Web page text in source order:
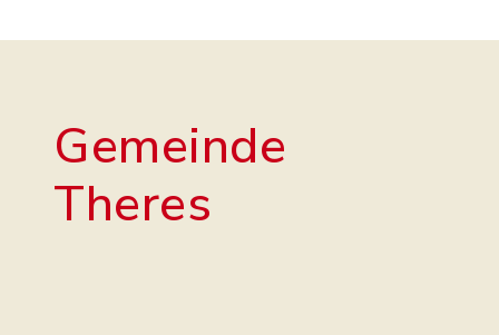
Gemeinde
Theres